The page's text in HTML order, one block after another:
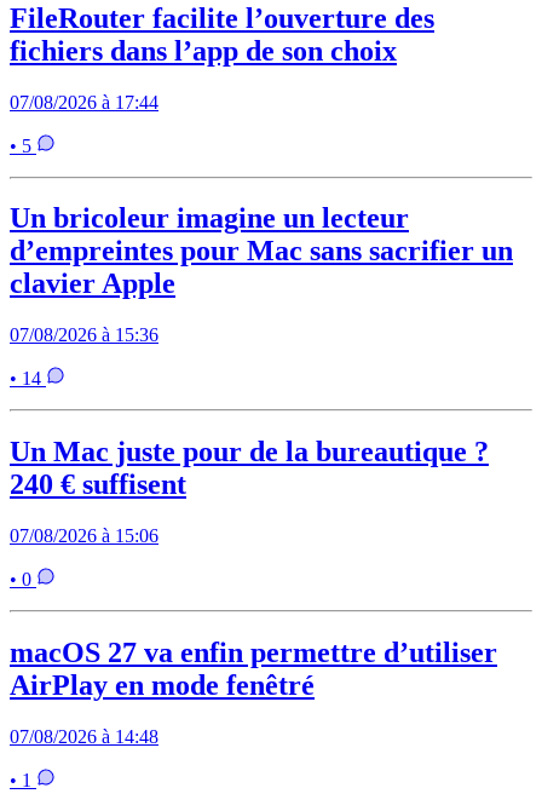
FileRouter facilite l’ouverture des
fichiers dans l’app de son choix
07/08/2026 à 17:44
• 5
Un bricoleur imagine un lecteur
d’empreintes pour Mac sans sacrifier un
clavier Apple
07/08/2026 à 15:36
• 14
Un Mac juste pour de la bureautique ?
240 € suffisent
07/08/2026 à 15:06
• 0
macOS 27 va enfin permettre d’utiliser
AirPlay en mode fenêtré
07/08/2026 à 14:48
• 1